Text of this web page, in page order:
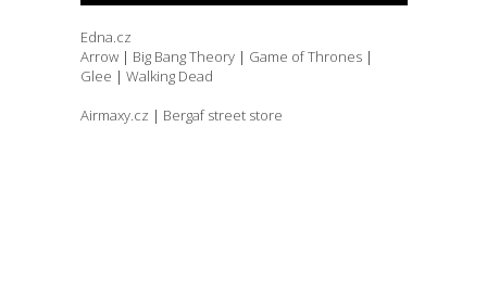
Edna.cz
Arrow | Big Bang Theory | Game of Thrones |
Glee | Walking Dead
Airmaxy.cz | Bergaf street store